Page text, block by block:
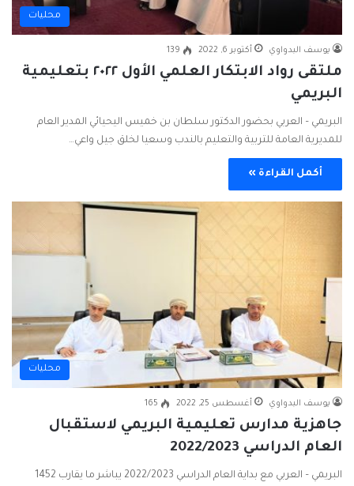
محليات
يوسف البدواوي أكتوبر 6, 2022 139
ملتقى رواد الابتكار العلمي الأول ٢٠٢٢ بتعليمية
البريمي
البريمي – العربي بحضور الدكتور سلطان بن خميس اليحيائي المدير العام
للمديرية العامة للتربية والتعليم بالندب وسعيا لخلق جيل واعي…
أكمل القراءة »
محليات
يوسف البدواوي أغسطس 25, 2022 165
جاهزية مدارس تعليمية البريمي لاستقبال
العام الدراسي 2022/2023
البريمي – العربي مع بداية العام الدراسي 2022/2023 يباشر ما يقارب 1452